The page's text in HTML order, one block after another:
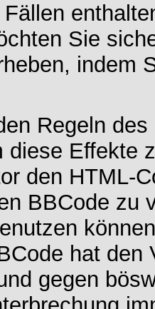
Sie
indem
Regeln
diese Effekte
den HTML-
BBCode zu
hat
gegen